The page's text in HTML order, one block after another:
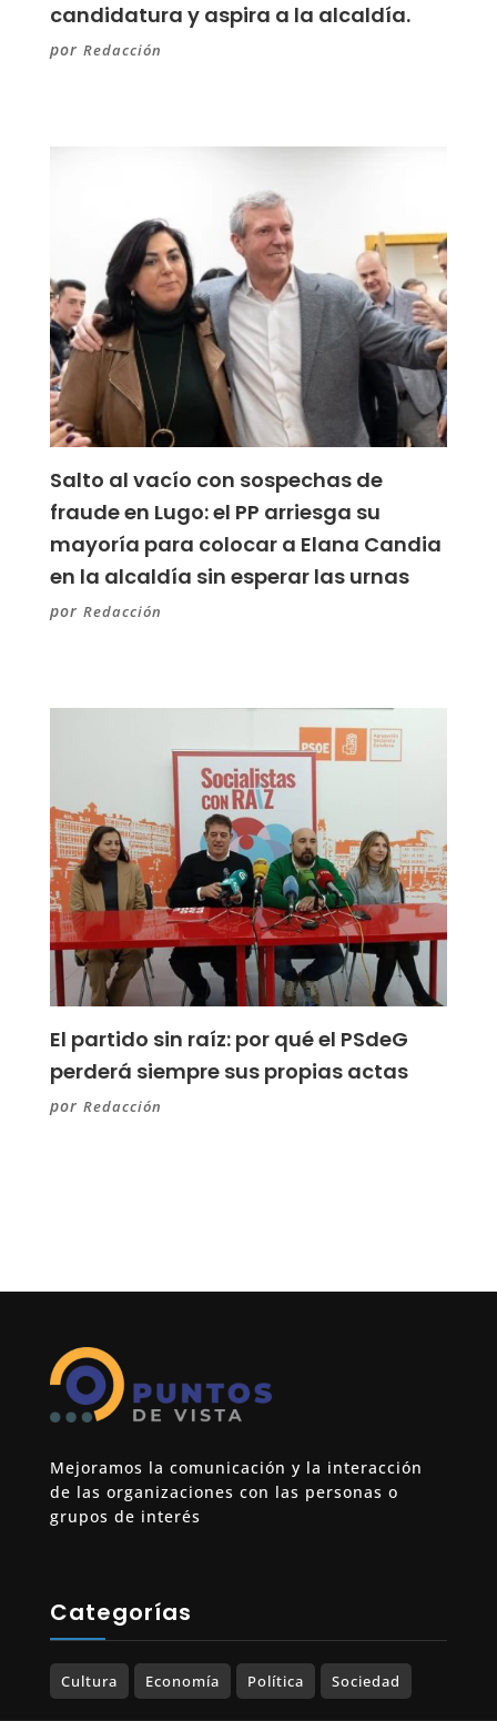
candidatura y aspira a la alcaldía.
por Redacción
Salto al vacío con sospechas de
fraude en Lugo: el PP arriesga su
mayoría para colocar a Elana Candia
en la alcaldía sin esperar las urnas
por Redacción
El partido sin raíz: por qué el PSdeG
perderá siempre sus propias actas
por Redacción
Mejoramos la comunicación y la interacción
de las organizaciones con las personas o
grupos de interés
Categorías
Cultura Economía Política Sociedad